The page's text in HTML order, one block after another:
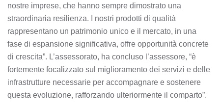
nostre imprese, che hanno sempre dimostrato una
straordinaria resilienza. I nostri prodotti di qualità
rappresentano un patrimonio unico e il mercato, in una
fase di espansione significativa, offre opportunità concrete
di crescita”. L’assessorato, ha concluso l’assessore, “è
fortemente focalizzato sul miglioramento dei servizi e delle
infrastrutture necessarie per accompagnare e sostenere
questa evoluzione, rafforzando ulteriormente il comparto”.